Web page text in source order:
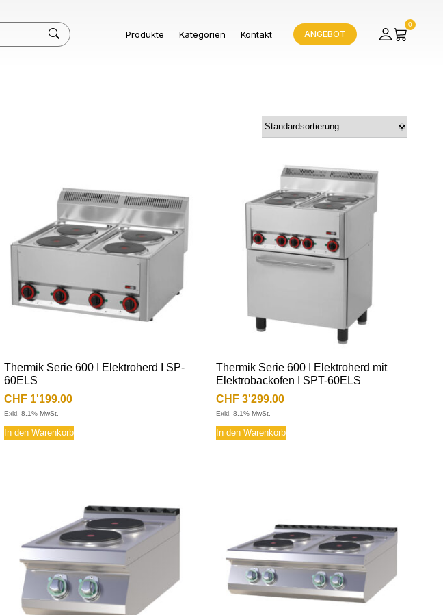
Produkte Kategorien Kontakt ANGEBOT
0
Thermik Serie 600 I Elektroherd I SP-
60ELS
CHF 1'199.00
Exkl. 8,1% MwSt.
In den Warenkorb
Thermik Serie 600 I Elektroherd mit
Elektrobackofen I SPT-60ELS
CHF 3'299.00
Exkl. 8,1% MwSt.
In den Warenkorb